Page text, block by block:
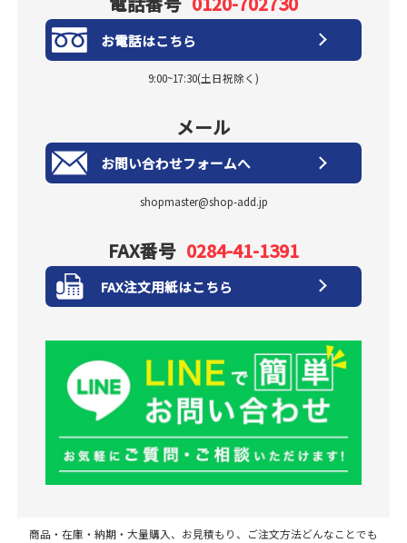
お電話はこちら
9:00~17:30(土日祝除く)
メール
お問い合わせフォームへ
shopmaster@shop-add.jp
FAX番号 0284-41-1391
FAX注文用紙はこちら
商品・在庫・納期・大量購入、お見積もり、ご注文方法どんなことでも